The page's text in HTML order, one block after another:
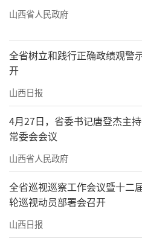
山西省人民政府
全省树立和践行正确政绩观警
开
山西日报
4月27日，省委书记唐登杰主
常委会会议
山西省人民政府
全省巡视巡察工作会议暨十二
轮巡视动员部署会召开
山西日报